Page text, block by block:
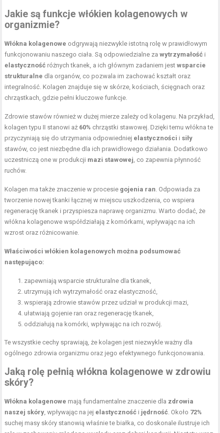
Jakie są funkcje włókien kolagenowych w
organizmie?
Włókna kolagenowe odgrywają niezwykle istotną rolę w prawidłowym
funkcjonowaniu naszego ciała. Są odpowiedzialne zawytrzymałość i
elastyczność różnych tkanek, a ich głównym zadaniem jestwsparcie
strukturalne dla organów, co pozwala im zachować kształt oraz
integralność. Kolagen znajduje się w skórze, kościach, ścięgnach oraz
chrząstkach, gdzie pełni kluczowe funkcje.
Zdrowie stawów również w dużej mierze zależy od kolagenu. Na przykład,
kolagen typu II stanowi aż 60% chrząstki stawowej. Dzięki temu włókna te
przyczyniają się do utrzymania odpowiedniej elastyczności i siły
stawów, co jest niezbędne dla ich prawidłowego działania. Dodatkowo
uczestniczą one w produkcji mazi stawowej, co zapewnia płynność
ruchów.
Kolagen ma także znaczenie w procesie gojenia ran. Odpowiada za
tworzenie nowej tkanki łącznej w miejscu uszkodzenia, co wspiera
regenerację tkanek i przyspiesza naprawę organizmu. Warto dodać, że
włókna kolagenowe współdziałają z komórkami, wpływając na ich
wzrost oraz różnicowanie.
Właściwości włókien kolagenowych można podsumować
następująco:
zapewniają wsparcie strukturalne dla tkanek,
utrzymują ich wytrzymałość oraz elastyczność,
wspierają zdrowie stawów przez udział w produkcji mazi,
ułatwiają gojenie ran oraz regenerację tkanek,
oddziałują na komórki, wpływając na ich rozwój.
Te wszystkie cechy sprawiają, że kolagen jest niezwykle ważny dla
ogólnego zdrowia organizmu oraz jego efektywnego funkcjonowania.
Jaką rolę pełnią włókna kolagenowe w zdrowiu
skóry?
Włókna kolagenowe mają fundamentalne znaczenie dla zdrowia
naszej skóry, wpływając na jej elastyczność i jędrność. Około 72%
suchej masy skóry stanowią właśnie te białka, co doskonale ilustruje ich